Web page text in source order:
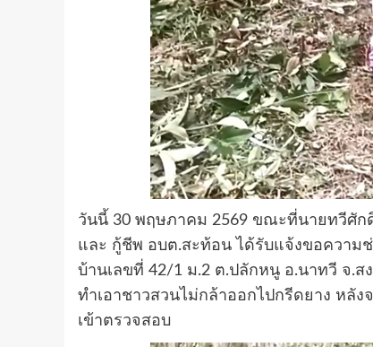
วันนี้ 30 พฤษภาคม 2569 ขณะที่นายทวีศัก
และ กู้ชีพ อบต.สะท้อน ได้รับแจ้งขอความ
บ้านเลขที่ 42/1 ม.2 ต.ปลักหนู อ.นาทวี จ.
ทำเอาชาวสวนไม่กล้าออกไปกรีดยาง หลั
เข้าตรวจสอบ